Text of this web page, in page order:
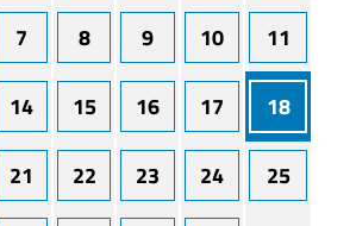
7 8 9 10 11
14 15 16 17 18
21 22 23 24 25